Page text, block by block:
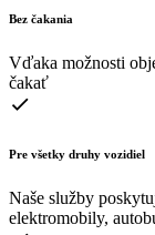
Bez čakania
Vďaka možnosti
čakať
Pre všetky druhy vozidiel
Naše služby
elektromobily,